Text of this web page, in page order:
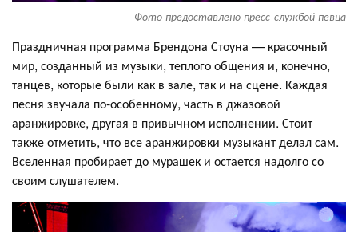
Фото предоставлено пресс-службой певца
Праздничная программа Брендона Стоуна — красочный
мир, созданный из музыки, теплого общения и, конечно,
танцев, которые были как в зале, так и на сцене. Каждая
песня звучала по-особенному, часть в джазовой
аранжировке, другая в привычном исполнении. Стоит
также отметить, что все аранжировки музыкант делал сам.
Вселенная пробирает до мурашек и остается надолго со
своим слушателем.